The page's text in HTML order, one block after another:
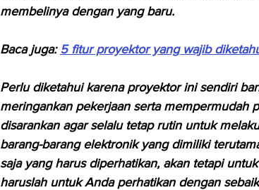
membelinya dengan yang baru.
Baca juga: 5 fitur proyektor yang wajib
Perlu diketahui karena proyektor ini sendiri
meringankan pekerjaan serta mempermudah
disarankan agar selalu tetap rutin untuk
barang-barang elektronik yang dimiliki
saja yang harus diperhatikan, akan tetapi
haruslah untuk Anda perhatikan dengan